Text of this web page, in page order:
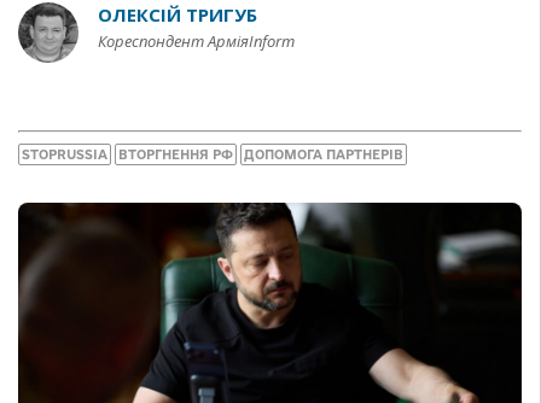
ОЛЕКСІЙ ТРИГУБ
Кореспондент АрміяInform
STOPRUSSIA ВТОРГНЕННЯ РФ ДОПОМОГА ПАРТНЕРІВ